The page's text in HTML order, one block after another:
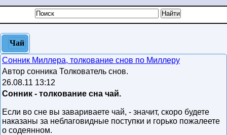
Чай
Сонник Миллера, толкование снов по Миллеру
Автор сонника Толкователь снов.
26.08.11 13:12
Сонник - толкование сна чай.
Если во сне вы завариваете чай, - значит, скоро будете
наказаны за неблаговидные поступки и горько пожалеете
о содеянном.